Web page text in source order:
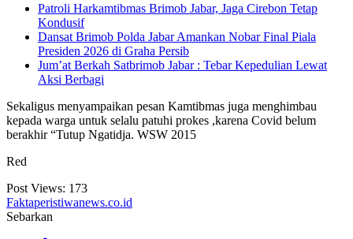
Patroli Harkamtibmas Brimob Jabar, Jaga Cirebon Tetap
Kondusif
Dansat Brimob Polda Jabar Amankan Nobar Final Piala
Presiden 2026 di Graha Persib
Jum’at Berkah Satbrimob Jabar : Tebar Kepedulian Lewat
Aksi Berbagi
Sekaligus menyampaikan pesan Kamtibmas juga menghimbau
kepada warga untuk selalu patuhi prokes ,karena Covid belum
berakhir “Tutup Ngatidja. WSW 2015
Red
Post Views: 173
Faktaperistiwanews.co.id
Sebarkan